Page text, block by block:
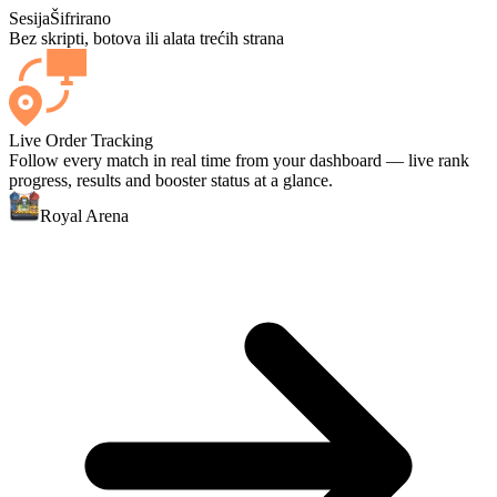
SesijaŠifrirano
Bez skripti, botova ili alata trećih strana
Live Order Tracking
Follow every match in real time from your dashboard — live rank
progress, results and booster status at a glance.
Royal Arena